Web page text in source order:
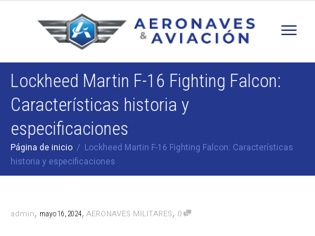
Lockheed Martin F-16 Fighting Falcon:
Características historia y
especificaciones
Página de inicio
Lockheed Martin F-16 Fighting Falcon: Características
historia y especificaciones
admin, mayo 16, 2024, AERONAVES MILITARES, 0